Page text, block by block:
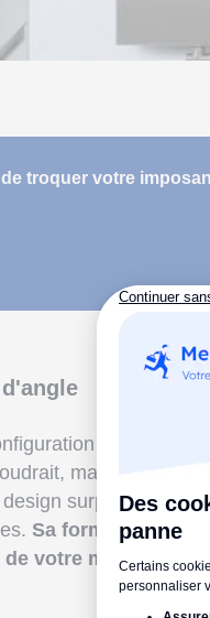
de troquer votre
particulière
mais c'est
surprenant
Sa forme
votre maison,